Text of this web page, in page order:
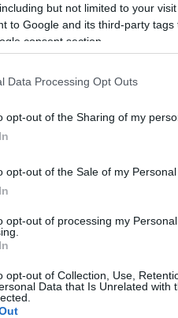
but not limited to your
to Google and its third-party
consent section.
Data Processing Opt Outs
opt-out of the Sharing of my
opt-out of the Sale of my Personal
opt-out of processing my
opt-out of Collection, Use,
Data that Is Unrelated with